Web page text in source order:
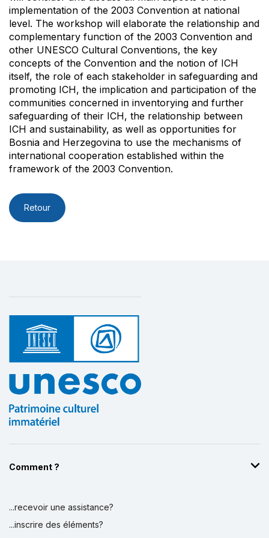
implementation of the 2003 Convention at national
level. The workshop will elaborate the relationship and
complementary function of the 2003 Convention and
other UNESCO Cultural Conventions, the key
concepts of the Convention and the notion of ICH
itself, the role of each stakeholder in safeguarding and
promoting ICH, the implication and participation of the
communities concerned in inventorying and further
safeguarding of their ICH, the relationship between
ICH and sustainability, as well as opportunities for
Bosnia and Herzegovina to use the mechanisms of
international cooperation established within the
framework of the 2003 Convention.
Retour
Comment ?
...recevoir une assistance?
...inscrire des éléments?